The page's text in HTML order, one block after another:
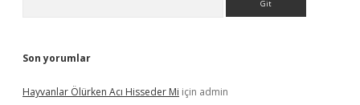
Son yorumlar
Hayvanlar Ölürken Acı Hisseder Mi için admin